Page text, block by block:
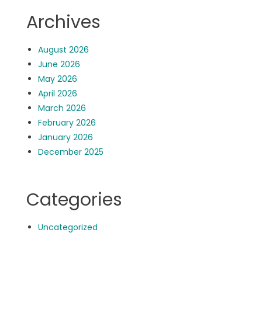
Archives
August 2026
June 2026
May 2026
April 2026
March 2026
February 2026
January 2026
December 2025
Categories
Uncategorized